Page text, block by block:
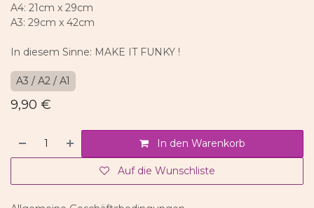
A4: 21cm x 29cm
A3: 29cm x 42cm
In diesem Sinne: MAKE IT FUNKY !
A3 / A2 / A1
9,90 €
In den Warenkorb
Auf die Wunschliste